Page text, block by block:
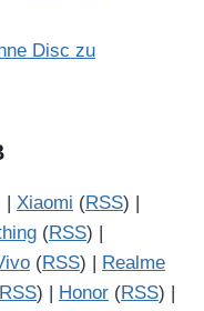
Disc zu
| Xiaomi (RSS) |
(RSS) |
(RSS) |
Realme
RSS) | Honor (RSS) |